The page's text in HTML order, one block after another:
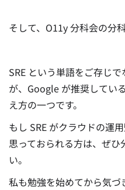
そして、O11y 分科会の分
SRE という単語をご存じ
が、Google が推奨してい
え方の一つです。
もし SRE がクラウドの運
思っておられる方は、ぜ
い。
私も勉強を始めてから気づ